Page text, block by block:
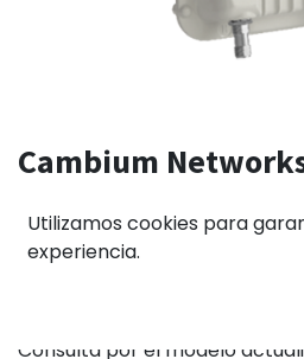
Cambium
4.9-6.2GHz
with AC Power
Consulta por el modelo
Utilizamos cookies para
experiencia.